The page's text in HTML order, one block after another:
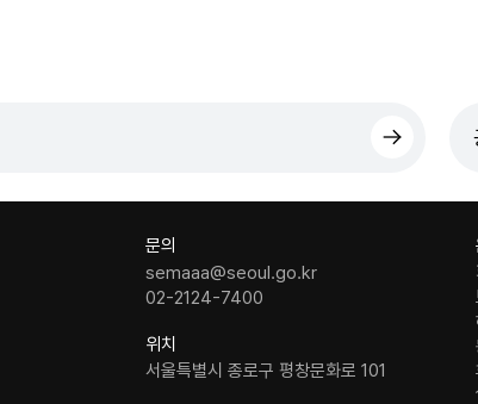
문의
semaaa@seoul.go.kr
02-2124-7400
위치
서울특별시 종로구 평창문화로 101